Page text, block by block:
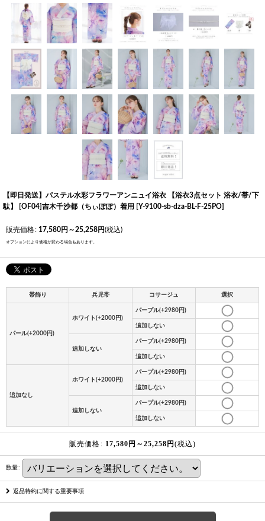
【即日発送】パステル水彩フラワーアンニュイ浴衣 【浴衣3点セット 浴衣/帯/下
駄】 [OF04]吉木千沙都（ちぃぽぽ）着用 [Y-9100-sb-dza-BL-F-25PO]
販売価格: 17,580円 ～25,258円(税込)
オプションにより価格が変わる場合もあります。
帯飾り 兵児帯 コサージュ 選択
パール(+2000円)
ホワイト(+2000円)
パープル(+2980円)
追加しない
追加しない
パープル(+2980円)
追加しない
追加なし
ホワイト(+2000円)
パープル(+2980円)
追加しない
追加しない
パープル(+2980円)
追加しない
販売価格 : 17,580 円 ～25,258 円 (税込)
数量:
返品特約に関する重要事項